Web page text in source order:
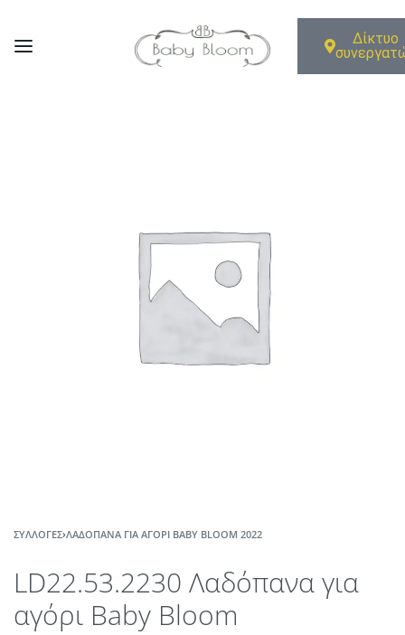
Δίκτυο
ΣΥΛΛΟΓΈΣ›ΛΑΔΌΠΑΝΑ ΓΙΑ ΑΓΌΡΙ BABY BLOOM 2022
LD22.53.2230 Λαδόπανα για
αγόρι Baby Bloom